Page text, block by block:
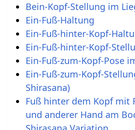
Bein-Kopf-Stellung im
Ein-Fuß-Haltung
Ein-Fuß-hinter-Kopf-
Ein-Fuß-hinter-Kopf-
Ein-Fuß-zum-Kopf-Pose
Ein-Fuß-zum-Kopf-
Shirasana)
Fuß hinter dem Kopf mit
und anderer Hand am